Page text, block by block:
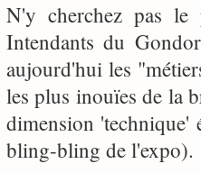
N'y cherchez pas le
Intendants du
aujourd'hui les
les plus inouïes de la
dimension 'technique'
bling-bling de l'expo).